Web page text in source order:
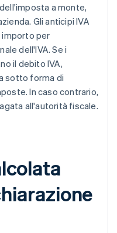
a monte,
Gli anticipi IVA
per
dell'IVA. Se i
il debito IVA,
sotto forma di
In caso contrario,
all'autorità fiscale.